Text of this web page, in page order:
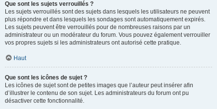
Que sont les sujets verrouillés ?
Les sujets verrouillés sont des sujets dans lesquels les utilisateurs ne peuvent
plus répondre et dans lesquels les sondages sont automatiquement expirés.
Les sujets peuvent être verrouillés pour de nombreuses raisons par un
administrateur ou un modérateur du forum. Vous pouvez également verrouiller
vos propres sujets si les administrateurs ont autorisé cette pratique.
Haut
Que sont les icônes de sujet ?
Les icônes de sujet sont de petites images que l’auteur peut insérer afin
d’illustrer le contenu de son sujet. Les administrateurs du forum ont pu
désactiver cette fonctionnalité.